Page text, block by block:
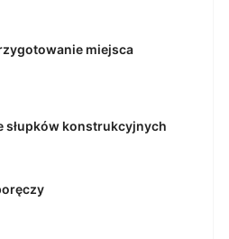
miejsca
słupków konstrukcyjnych